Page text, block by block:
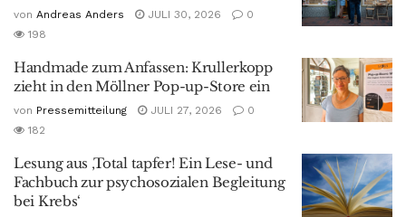
von Andreas Anders JULI 30, 2026
0
198
Handmade zum Anfassen: Krullerkopp
zieht in den Möllner Pop-up-Store ein
von Pressemitteilung JULI 27, 2026
0
182
Lesung aus ‚Total tapfer! Ein Lese- und
Fachbuch zur psychosozialen Begleitung
bei Krebs‘